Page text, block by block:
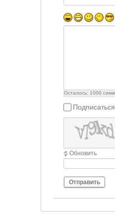
Осталось: 1000
Обновить
Отправить